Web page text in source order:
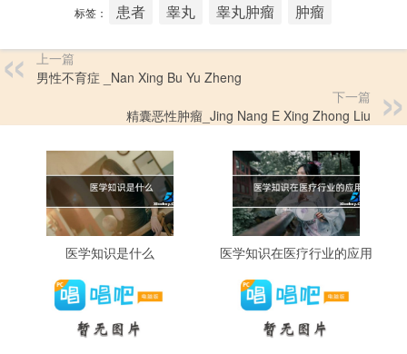
标签： 患者 睾丸 睾丸肿瘤 肿瘤
上一篇
男性不育症 _Nan Xing Bu Yu Zheng
下一篇
精囊恶性肿瘤_Jing Nang E Xing Zhong Liu
医学知识是什么 医学知识在医疗行业的应用